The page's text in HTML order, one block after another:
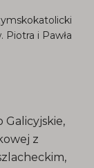
Piotra i Pawła
Galicyjskie,
z